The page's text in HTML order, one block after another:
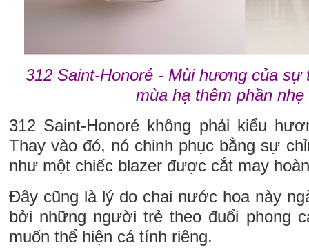
312 Saint-Honoré - Mùi hương của sự
mùa hạ thêm phần nhẹ
312 Saint-Honoré không phải kiểu
Thay vào đó, nó chinh phục bằng sự
như một chiếc blazer được cắt may
Đây cũng là lý do chai nước hoa này
bởi những người trẻ theo đuổi phong
muốn thể hiện cá tính riêng.